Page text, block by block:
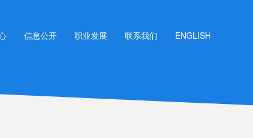
ENGLISH
信息公开 职业发展 联系我们